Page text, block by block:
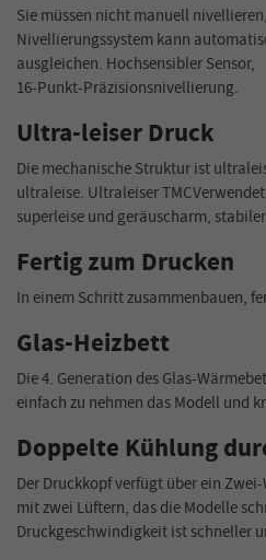
Sie müssen nicht manuell
Nivellierungssystem kann
ausgleichen. Hochsensibler Sensor,
16-Punkt-Präzisionsnivellierung.
Ultra-leiser Druck
Die mechanische Struktur ist
ultraleise. Ultraleiser
superleise und geräuscharm,
Fertig zum Drucken
In einem Schritt zusammenbauen,
Glas-Heizbett
Die 4. Generation des Glas-
einfach zu nehmen das Modell und
Doppelte Kühlung
Der Druckkopf verfügt über ein
mit zwei Lüftern, das die Modelle
Druckgeschwindigkeit ist schneller